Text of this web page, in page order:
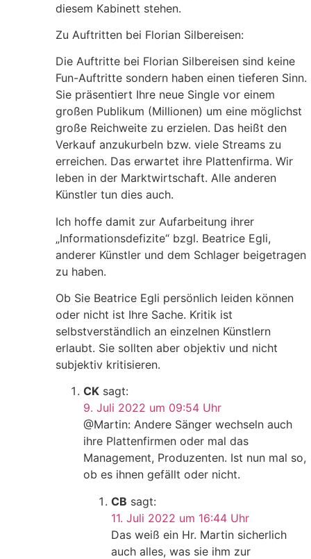
diesem Kabinett stehen.
Zu Auftritten bei Florian Silbereisen:
Die Auftritte bei Florian Silbereisen sind keine
Fun-Auftritte sondern haben einen tieferen Sinn.
Sie präsentiert Ihre neue Single vor einem
großen Publikum (Millionen) um eine möglichst
große Reichweite zu erzielen. Das heißt den
Verkauf anzukurbeln bzw. viele Streams zu
erreichen. Das erwartet ihre Plattenfirma. Wir
leben in der Marktwirtschaft. Alle anderen
Künstler tun dies auch.
Ich hoffe damit zur Aufarbeitung ihrer
„Informationsdefizite“ bzgl. Beatrice Egli,
anderer Künstler und dem Schlager beigetragen
zu haben.
Ob Sie Beatrice Egli persönlich leiden können
oder nicht ist Ihre Sache. Kritik ist
selbstverständlich an einzelnen Künstlern
erlaubt. Sie sollten aber objektiv und nicht
subjektiv kritisieren.
CK sagt:
9. Juli 2022 um 09:54 Uhr
@Martin: Andere Sänger wechseln auch
ihre Plattenfirmen oder mal das
Management, Produzenten. Ist nun mal so,
ob es ihnen gefällt oder nicht.
CB sagt:
11. Juli 2022 um 16:44 Uhr
Das weiß ein Hr. Martin sicherlich
auch alles, was sie ihm zur